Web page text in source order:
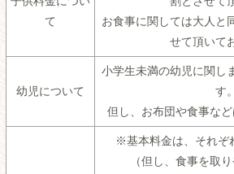
て
お食事に関しては大人と
せて頂いて
幼児について
小学生未満の幼児に関し
す。
但し、お布団や食事など
※基本料金は、それぞ
（但し、食事を取